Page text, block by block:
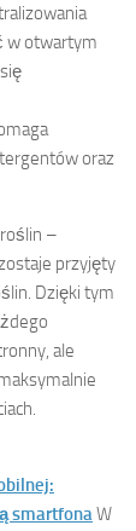
w otwartym
oraz
–
przyjęty
Dzięki tym
ale
smartfonaW